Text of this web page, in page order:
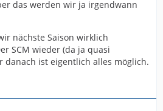
das werden wir ja irgendwann
nächste Saison wirklich
SCM wieder (da ja quasi
danach ist eigentlich alles möglich.